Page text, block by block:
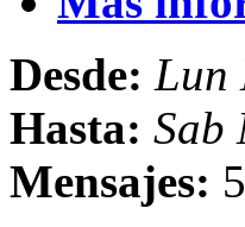
Desde: Lun
Hasta: Sab
Mensajes: 5